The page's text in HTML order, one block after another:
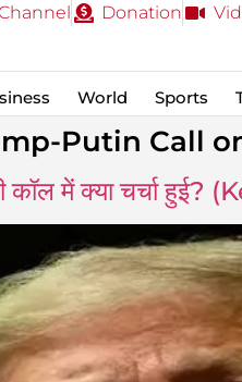
Donation
World Sports
Putin Call
कॉल में क्या चर्चा